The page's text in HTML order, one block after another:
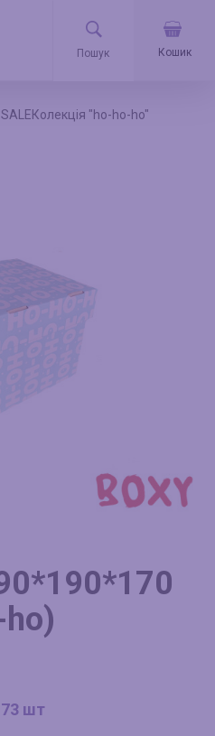
Кошик
Колекція "ho-ho-ho"
шт